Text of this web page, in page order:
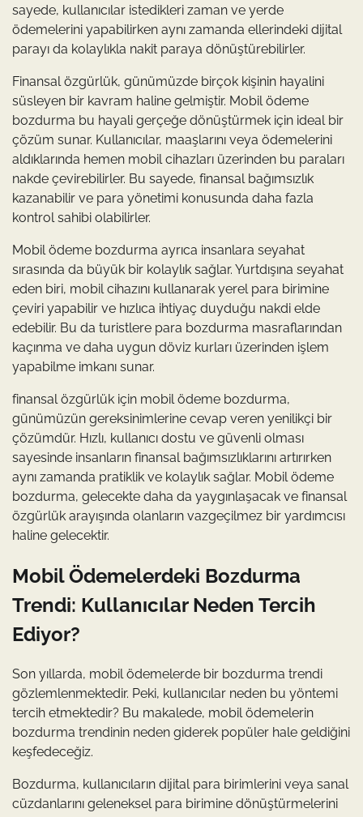
sayede, kullanıcılar istedikleri zaman ve yerde
ödemelerini yapabilirken aynı zamanda ellerindeki dijital
parayı da kolaylıkla nakit paraya dönüştürebilirler.
Finansal özgürlük, günümüzde birçok kişinin hayalini
süsleyen bir kavram haline gelmiştir. Mobil ödeme
bozdurma bu hayali gerçeğe dönüştürmek için ideal bir
çözüm sunar. Kullanıcılar, maaşlarını veya ödemelerini
aldıklarında hemen mobil cihazları üzerinden bu paraları
nakde çevirebilirler. Bu sayede, finansal bağımsızlık
kazanabilir ve para yönetimi konusunda daha fazla
kontrol sahibi olabilirler.
Mobil ödeme bozdurma ayrıca insanlara seyahat
sırasında da büyük bir kolaylık sağlar. Yurtdışına seyahat
eden biri, mobil cihazını kullanarak yerel para birimine
çeviri yapabilir ve hızlıca ihtiyaç duyduğu nakdi elde
edebilir. Bu da turistlere para bozdurma masraflarından
kaçınma ve daha uygun döviz kurları üzerinden işlem
yapabilme imkanı sunar.
finansal özgürlük için mobil ödeme bozdurma,
günümüzün gereksinimlerine cevap veren yenilikçi bir
çözümdür. Hızlı, kullanıcı dostu ve güvenli olması
sayesinde insanların finansal bağımsızlıklarını artırırken
aynı zamanda pratiklik ve kolaylık sağlar. Mobil ödeme
bozdurma, gelecekte daha da yaygınlaşacak ve finansal
özgürlük arayışında olanların vazgeçilmez bir yardımcısı
haline gelecektir.
Mobil Ödemelerdeki Bozdurma
Trendi: Kullanıcılar Neden Tercih
Ediyor?
Son yıllarda, mobil ödemelerde bir bozdurma trendi
gözlemlenmektedir. Peki, kullanıcılar neden bu yöntemi
tercih etmektedir? Bu makalede, mobil ödemelerin
bozdurma trendinin neden giderek popüler hale geldiğini
keşfedeceğiz.
Bozdurma, kullanıcıların dijital para birimlerini veya sanal
cüzdanlarını geleneksel para birimine dönüştürmelerini